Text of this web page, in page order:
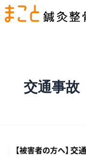
内
容
交通事故